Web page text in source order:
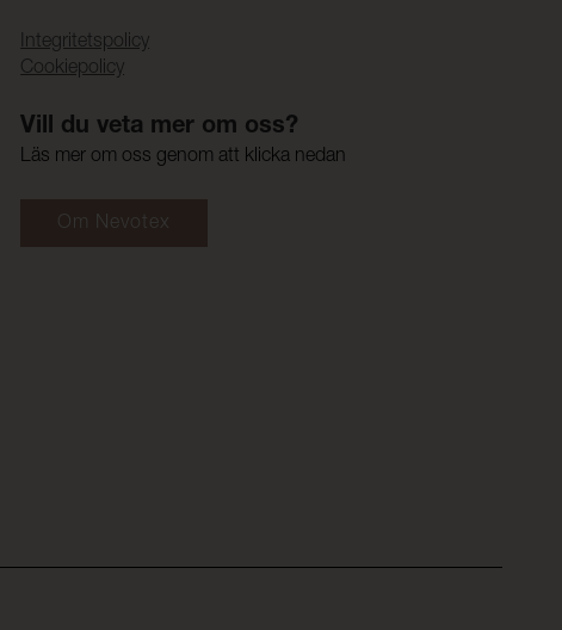
Integritetspolicy
Cookiepolicy
Vill du veta mer om oss?
Läs mer om oss genom att klicka nedan
Om Nevotex